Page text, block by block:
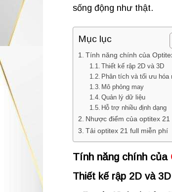
sống động như thật.
Mục lục
Tính năng chính của
Thiết kế rập 2D và 3D
Phân tích và tối ưu hóa
Mô phỏng may
Quản lý dữ liệu
Hỗ trợ nhiều định dạng
Nhược điểm của optitex 21
Tải optitex 21 full miễn phí
Tính năng chính của
Thiết kế rập 2D và 3D